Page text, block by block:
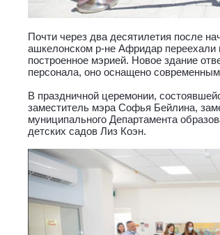
Почти через два десятилетия после
ашкелонском р-не Афридар переехали
построенное мэрией. Новое здание
персонала, оно оснащено
В праздничной церемонии,
заместитель мэра Софья Бейлина,
муниципального Департамента
детских садов Лиз Коэн.